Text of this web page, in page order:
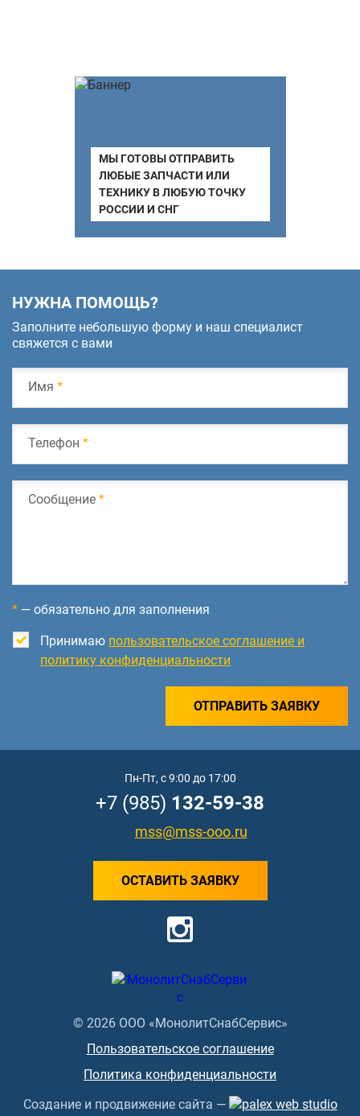
МЫ ГОТОВЫ ОТПРАВИТЬ
ЛЮБЫЕ ЗАПЧАСТИ ИЛИ
ТЕХНИКУ В ЛЮБУЮ ТОЧКУ
РОССИИ И СНГ
НУЖНА ПОМОЩЬ?
Заполните небольшую форму и наш специалист
свяжется с вами
Имя *
Телефон *
Сообщение *
* — обязательно для заполнения
Принимаю пользовательское соглашение и
политику конфиденциальности
ОТПРАВИТЬ ЗАЯВКУ
© 2026 ООО «МонолитСнабСервис»
Пользовательское соглашение
Политика конфиденциальности
Создание и продвижение сайта —
Пн-Пт, с 9:00 до 17:00
+7 (985) 132-59-38
mss@mss-ooo.ru
ОСТАВИТЬ ЗАЯВКУ